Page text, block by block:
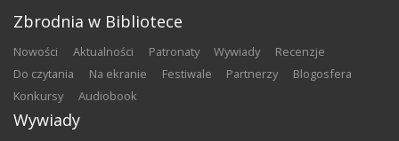
Zbrodnia w Bibliotece
nowości aktualności patronaty wywiady
recenzje
do czytania
na ekranie festiwale partnerzy
blogosfera
konkursy
audiobook
Wywiady